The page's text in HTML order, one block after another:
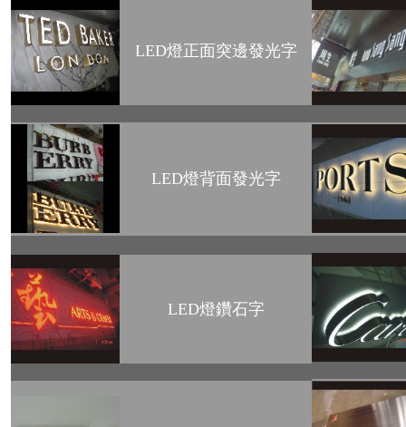
LED燈正面突邊發光字
LED燈背面發光字
LED燈鑽石字